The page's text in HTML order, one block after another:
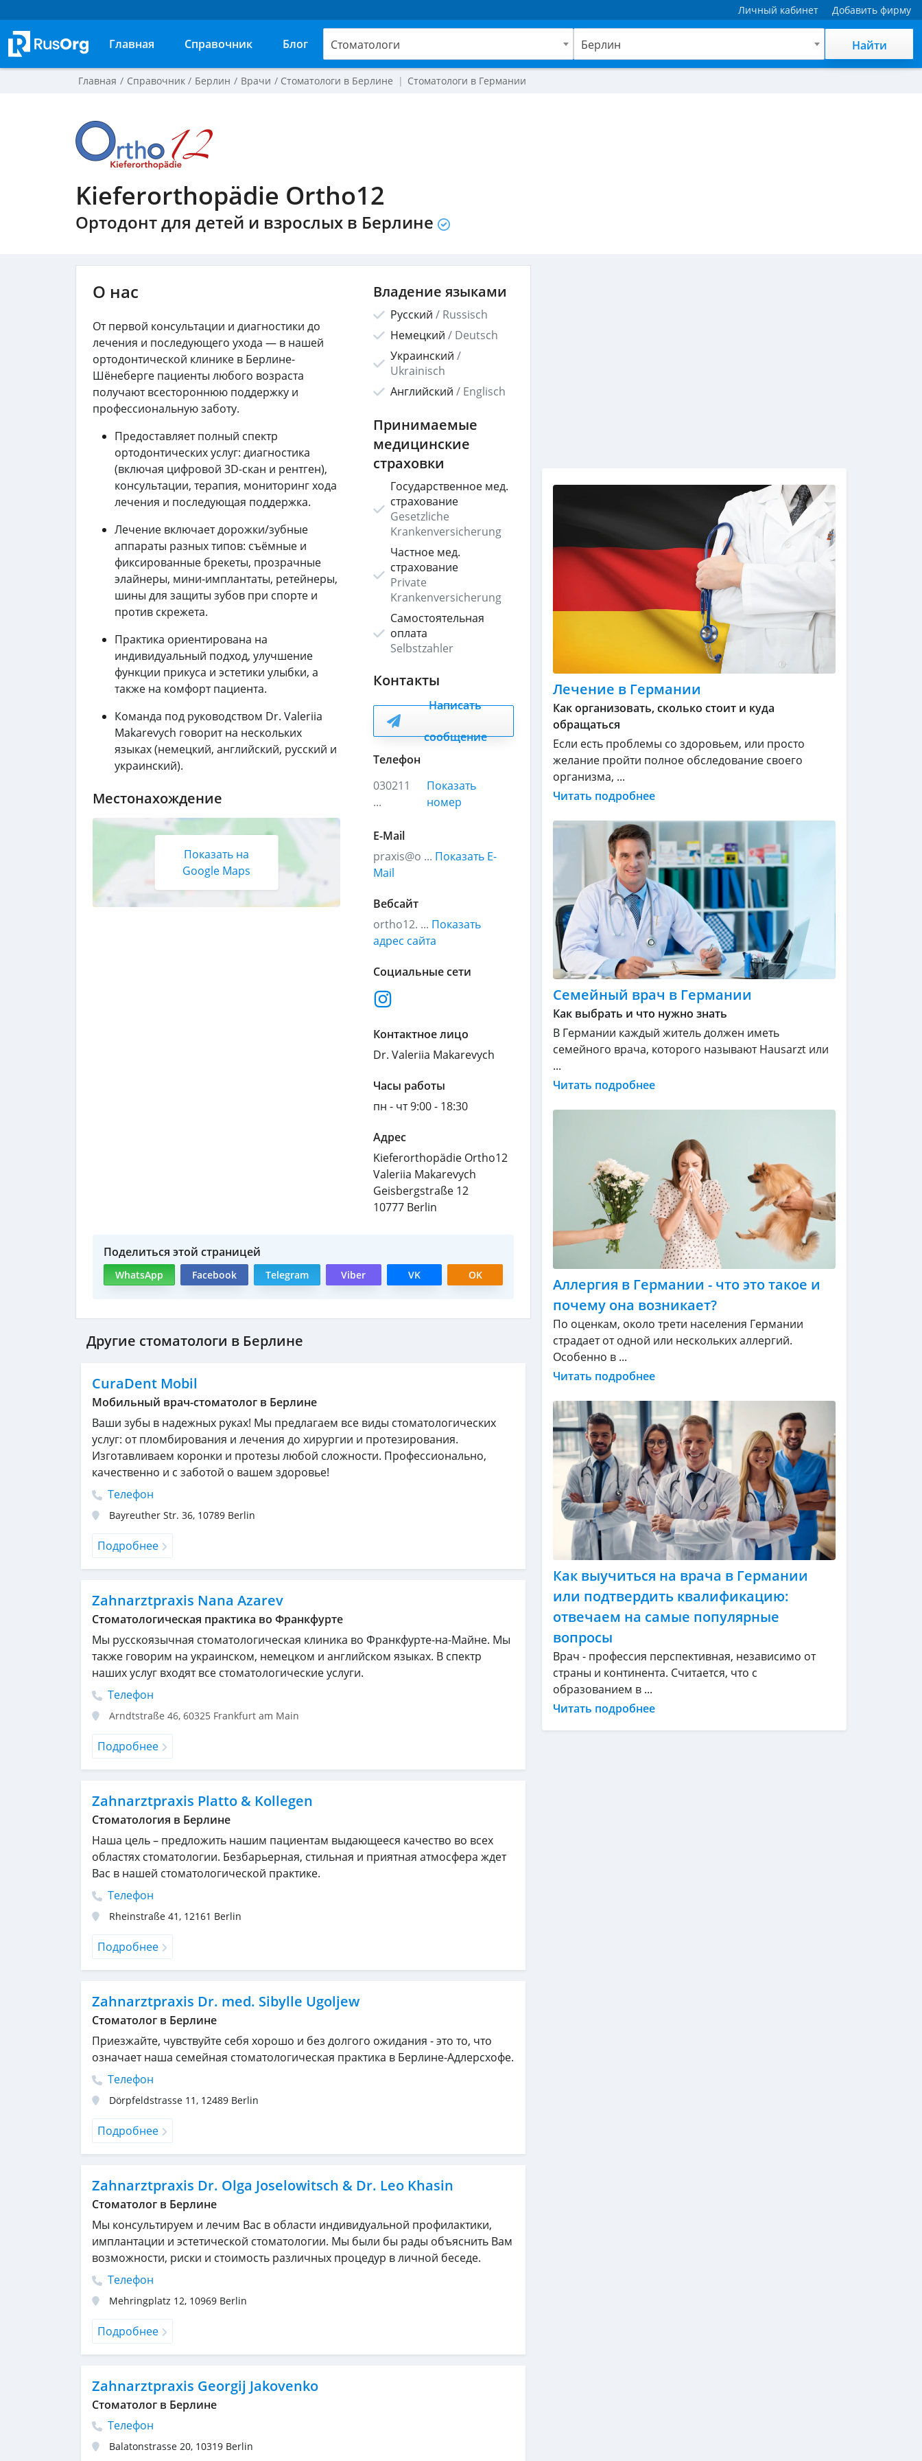
Личный кабинет Добавить фирму
Главная Справочник Блог Стоматологи Берлин Найти
Главная Справочник Берлин Врачи Стоматологи в Берлине Стоматологи в Германии
Kieferorthopädie Ortho12
Ортодонт для детей и взрослых в Берлине
О нас
От первой консультации и диагностики до
лечения и последующего ухода — в нашей
ортодонтической клинике в Берлине-
Шёнеберге пациенты любого возраста
получают всестороннюю поддержку и
профессиональную заботу.
Предоставляет полный спектр
ортодонтических услуг: диагностика
(включая цифровой 3D-скан и рентген),
консультации, терапия, мониторинг хода
лечения и последующая поддержка.
Лечение включает дорожки/зубные
аппараты разных типов: съёмные и
фиксированные брекеты, прозрачные
элайнеры, мини-имплантаты, ретейнеры,
шины для защиты зубов при спорте и
против скрежета.
Практика ориентирована на
индивидуальный подход, улучшение
функции прикуса и эстетики улыбки, а
также на комфорт пациента.
Команда под руководством Dr. Valeriia
Makarevych говорит на нескольких
языках (немецкий, английский, русский и
украинский).
Местонахождение
Показать на
Google Maps
Владение языками
Русский / Russisch
Немецкий / Deutsch
Украинский /
Ukrainisch
Английский / Englisch
Принимаемые
медицинские
страховки
Государственное мед.
страхование
Gesetzliche
Krankenversicherung
Частное мед.
страхование
Private
Krankenversicherung
Самостоятельная
оплата
Selbstzahler
Контакты
Написать
сообщение
Телефон
030211
...
Показать
номер
E-Mail
praxis@o ... Показать E-
Mail
Вебсайт
ortho12. ... Показать
адрес сайта
Социальные сети
Контактное лицо
Dr. Valeriia Makarevych
Часы работы
пн - чт 9:00 - 18:30
Адрес
Kieferorthopädie Ortho12
Valeriia Makarevych
Geisbergstraße 12
10777 Berlin
Поделиться этой страницей
WhatsApp Facebook Telegram Viber VK OK
Другие стоматологи в Берлине
CuraDent Mobil
Мобильный врач-стоматолог в Берлине
Ваши зубы в надежных руках! Мы предлагаем все виды стоматологических
услуг: от пломбирования и лечения до хирургии и протезирования.
Изготавливаем коронки и протезы любой сложности. Профессионально,
качественно и с заботой о вашем здоровье!
Телефон
Bayreuther Str. 36, 10789 Berlin
Подробнее
Zahnarztpraxis Nana Azarev
Cтоматологическая практика во Франкфурте
Мы русскоязычная стоматологическая клиника во Франкфурте-на-Майне. Мы
также говорим на украинском, немецком и английском языках. В спектр
наших услуг входят все стоматологические услуги.
Телефон
Arndtstraße 46, 60325 Frankfurt am Main
Подробнее
Zahnarztpraxis Platto & Kollegen
Стоматология в Берлине
Наша цель – предложить нашим пациентам выдающееся качество во всех
областях стоматологии. Безбарьерная, стильная и приятная атмосфера ждет
Вас в нашей стоматологической практике.
Телефон
Rheinstraße 41, 12161 Berlin
Подробнее
Zahnarztpraxis Dr. med. Sibylle Ugoljew
Стоматолог в Берлине
Приезжайте, чувствуйте себя хорошо и без долгого ожидания - это то, что
означает наша семейная стоматологическая практика в Берлине-Адлерсхофе.
Телефон
Dörpfeldstrasse 11, 12489 Berlin
Подробнее
Zahnarztpraxis Dr. Olga Joselowitsch & Dr. Leo Khasin
Стоматолог в Берлине
Мы консультируем и лечим Вас в области индивидуальной профилактики,
имплантации и эстетической стоматологии. Мы были бы рады объяснить Вам
возможности, риски и стоимость различных процедур в личной беседе.
Телефон
Mehringplatz 12, 10969 Berlin
Подробнее
Zahnarztpraxis Georgij Jakovenko
Стоматолог в Берлине
Телефон
Balatonstrasse 20, 10319 Berlin
Лечение в Германии
Как организовать, сколько стоит и куда
обращаться
Если есть проблемы со здоровьем, или просто
желание пройти полное обследование своего
организма, ...
Читать подробнее
Семейный врач в Германии
Как выбрать и что нужно знать
В Германии каждый житель должен иметь
семейного врача, которого называют Hausarzt или
...
Читать подробнее
Аллергия в Германии - что это такое и
почему она возникает?
По оценкам, около трети населения Германии
страдает от одной или нескольких аллергий.
Особенно в ...
Читать подробнее
Как выучиться на врача в Германии
или подтвердить квалификацию:
отвечаем на самые популярные
вопросы
Врач - профессия перспективная, независимо от
страны и континента. Считается, что с
образованием в ...
Читать подробнее